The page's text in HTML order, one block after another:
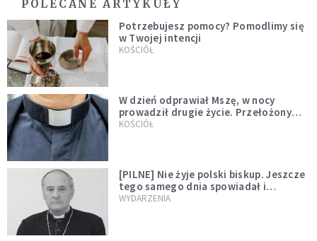
POLECANE ARTYKUŁY
Potrzebujesz pomocy? Pomodlimy się
w Twojej intencji
KOŚCIÓŁ
W dzień odprawiał Mszę, w nocy
prowadził drugie życie. Przełożony
kazał mu opuścić zakon
KOŚCIÓŁ
[PILNE] Nie żyje polski biskup. Jeszcze
tego samego dnia spowiadał i
sprawował Mszę świętą
WYDARZENIA